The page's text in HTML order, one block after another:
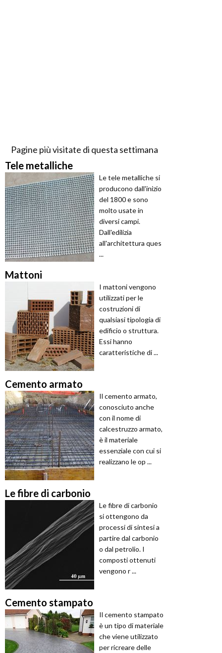
Pagine più visitate di questa settimana
Tele metalliche
Le tele metalliche si
producono dall'inizio
del 1800 e sono
molto usate in
diversi campi.
Dall'edilizia
all'architettura ques
...
Mattoni
I mattoni vengono
utilizzati per le
costruzioni di
qualsiasi tipologia di
edificio o struttura.
Essi hanno
caratteristiche di ...
Cemento armato
Il cemento armato,
conosciuto anche
con il nome di
calcestruzzo armato,
è il materiale
essenziale con cui si
realizzano le op ...
Le fibre di carbonio
Le fibre di carbonio
si ottengono da
processi di sintesi a
partire dal carbonio
o dal petrolio. I
composti ottenuti
vengono r ...
Cemento stampato
Il cemento stampato
è un tipo di materiale
che viene utilizzato
per ricreare delle